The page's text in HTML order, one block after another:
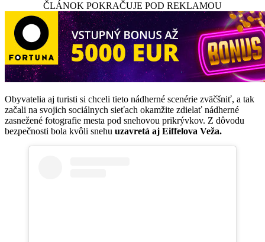
ČLÁNOK POKRAČUJE POD REKLAMOU
Obyvatelia aj turisti si chceli tieto nádherné scenérie zväčšniť, a tak
začali na svojich sociálnych sieťach okamžite zdielať nádherné
zasnežené fotografie mesta pod snehovou prikrývkov. Z dôvodu
bezpečnosti bola kvôli snehu uzavretá aj Eiffelova Veža.